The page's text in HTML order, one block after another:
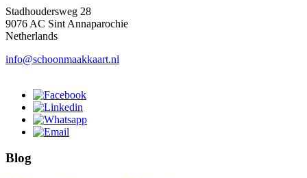
Stadhoudersweg 28
9076 AC Sint Annaparochie
Netherlands
info@schoonmaakkaart.nl
Blog